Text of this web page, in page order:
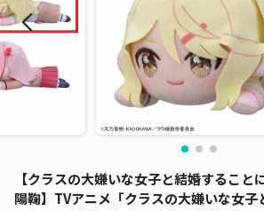
【クラスの大嫌いな女子と結婚すること
陽鞠】TVアニメ「クラスの大嫌いな女子